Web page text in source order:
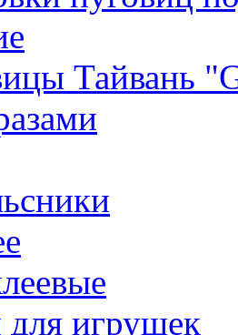
Тайвань
для игрушек